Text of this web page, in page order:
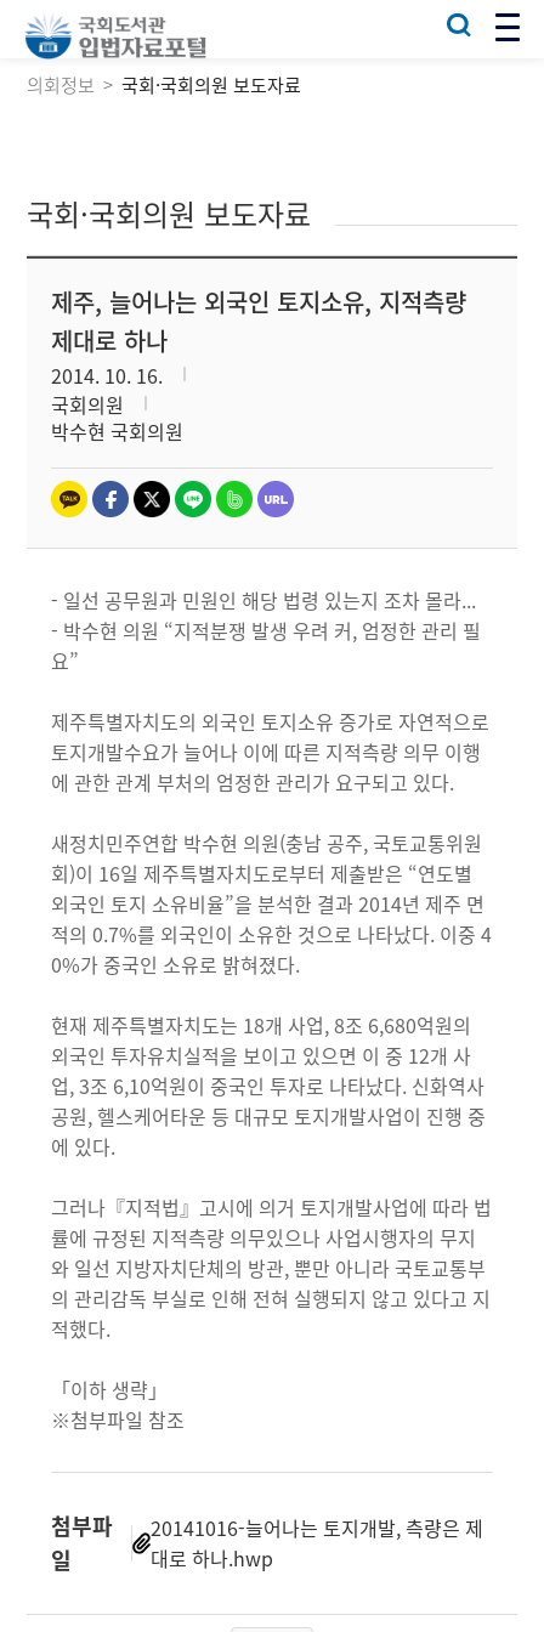
의회정보 국회·국회의원 보도자료
국회·국회의원 보도자료
제주, 늘어나는 외국인 토지소유, 지적측량
제대로 하나
2014. 10. 16.
국회의원
박수현 국회의원
- 일선 공무원과 민원인 해당 법령 있는지 조차 몰라...
- 박수현 의원 “지적분쟁 발생 우려 커, 엄정한 관리 필
요”
제주특별자치도의 외국인 토지소유 증가로 자연적으로
토지개발수요가 늘어나 이에 따른 지적측량 의무 이행
에 관한 관계 부처의 엄정한 관리가 요구되고 있다.
새정치민주연합 박수현 의원(충남 공주, 국토교통위원
회)이 16일 제주특별자치도로부터 제출받은 “연도별
외국인 토지 소유비율”을 분석한 결과 2014년 제주 면
적의 0.7%를 외국인이 소유한 것으로 나타났다. 이중 4
0%가 중국인 소유로 밝혀졌다.
현재 제주특별자치도는 18개 사업, 8조 6,680억원의
외국인 투자유치실적을 보이고 있으면 이 중 12개 사
업, 3조 6,10억원이 중국인 투자로 나타났다. 신화역사
공원, 헬스케어타운 등 대규모 토지개발사업이 진행 중
에 있다.
그러나『지적법』고시에 의거 토지개발사업에 따라 법
률에 규정된 지적측량 의무있으나 사업시행자의 무지
와 일선 지방자치단체의 방관, 뿐만 아니라 국토교통부
의 관리감독 부실로 인해 전혀 실행되지 않고 있다고 지
적했다.
「이하 생략」
※첨부파일 참조
첨부파
일
20141016-늘어나는 토지개발, 측량은 제
대로 하나.hwp